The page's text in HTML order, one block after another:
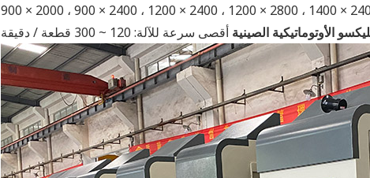
2400 ، 1400 × 2800 ، 1600 × 2800 ، 1600 × 3200 ، 1600 × 3600.
الأوتوماتيكية الصينية